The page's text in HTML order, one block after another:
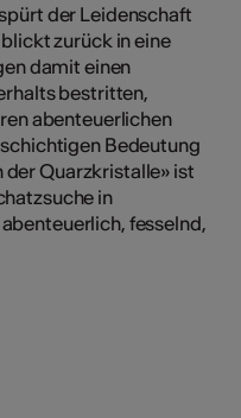
der Leidenschaft
zurück in eine
damit einen
bestritten,
abenteuerlichen
Bedeutung
der Quarzkristalle» ist
in
fesselnd,